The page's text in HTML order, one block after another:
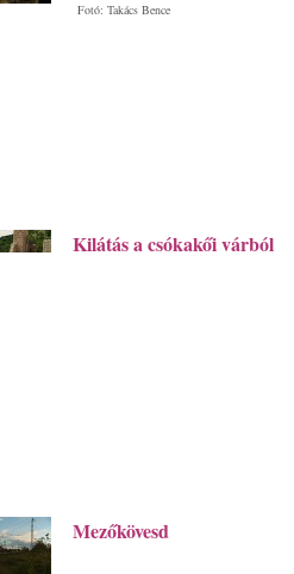
Fotó: Takács Bence
Kilátás a csókakői várból
Mezőkövesd